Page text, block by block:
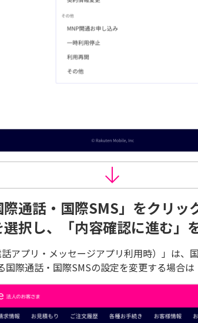
際通話・国際SMS」をクリッ
択し、「内容確認に進む」
アプリ・メッセージアプリ利用時）」は
際通話・国際SMSの設定を変更する場合